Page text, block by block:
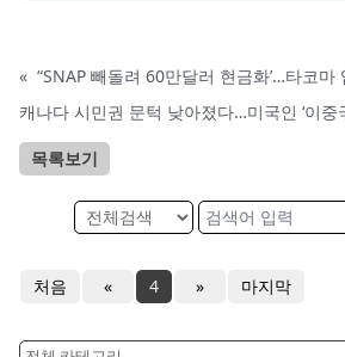
« “SNAP 빼돌려 60만달러 현금화’…타코마
캐나다 시민권 문턱 낮아졌다…미국인 ‘이중
목록보기
처음 « 4 » 마지막